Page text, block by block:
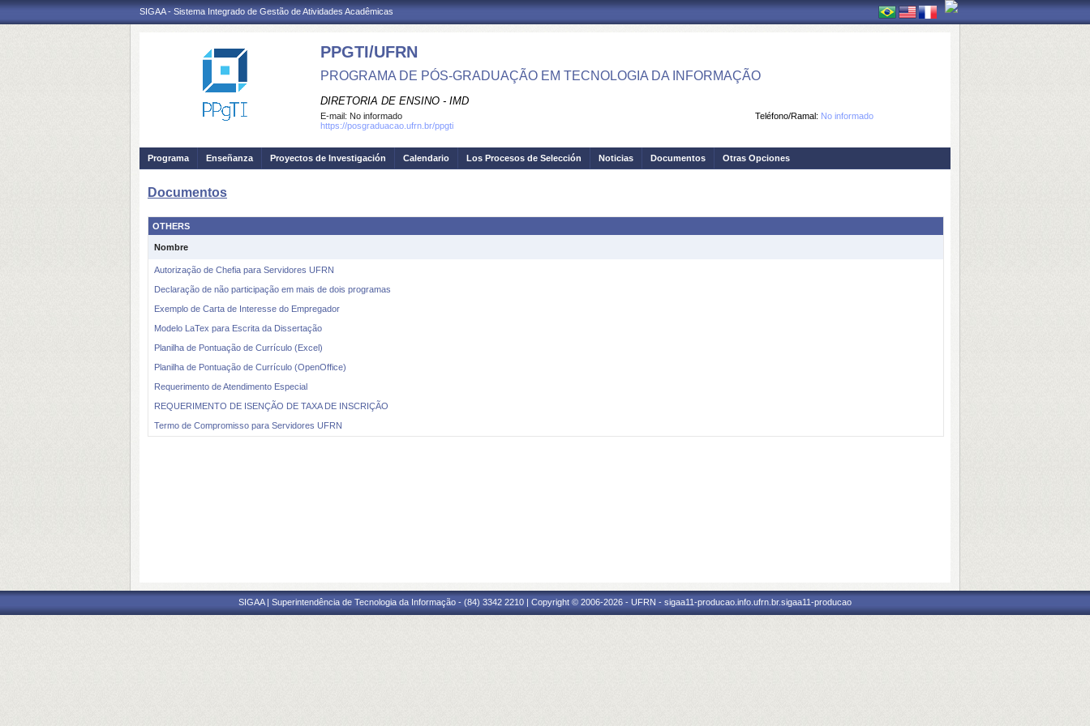
SIGAA - Sistema Integrado de Gestão de Atividades Acadêmicas
PPGTI/UFRN
PROGRAMA DE PÓS-GRADUAÇÃO EM TECNOLOGIA DA INFORMAÇÃO
DIRETORIA DE ENSINO - IMD
Teléfono/Ramal: No informado
E-mail: No informado
https://posgraduacao.ufrn.br/ppgti
Programa Enseñanza Proyectos de Investigación Calendario Los Procesos de Selección Noticias Documentos Otras Opciones
Documentos
OTHERS
Nombre
Autorização de Chefia para Servidores UFRN
Declaração de não participação em mais de dois programas
Exemplo de Carta de Interesse do Empregador
Modelo LaTex para Escrita da Dissertação
Planilha de Pontuação de Currículo (Excel)
Planilha de Pontuação de Currículo (OpenOffice)
Requerimento de Atendimento Especial
REQUERIMENTO DE ISENÇÃO DE TAXA DE INSCRIÇÃO
Termo de Compromisso para Servidores UFRN
SIGAA | Superintendência de Tecnologia da Informação - (84) 3342 2210 | Copyright © 2006-2026 - UFRN - sigaa11-producao.info.ufrn.br.sigaa11-producao